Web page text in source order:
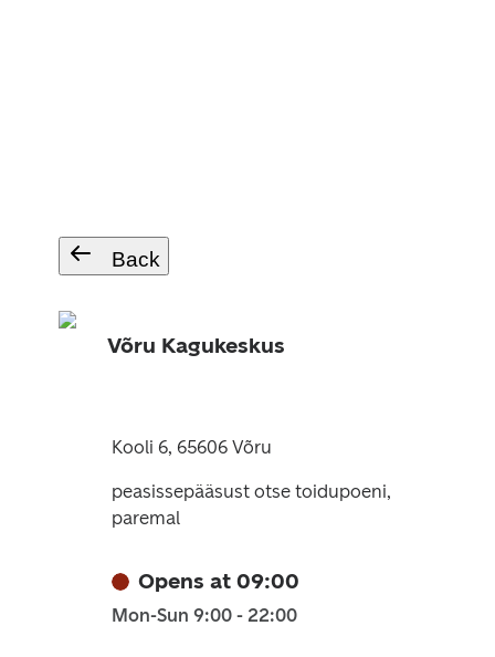
Back
Võru Kagukeskus
Kooli 6, 65606 Võru
peasissepääsust otse toidupoeni,
paremal
Opens at 09:00
Mon-Sun 9:00 - 22:00